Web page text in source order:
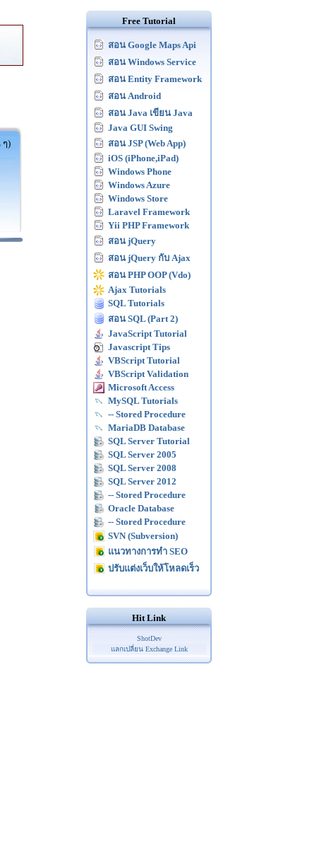
ๆ)
Free Tutorial
สอน Google Maps Api
สอน Windows Service
สอน Entity Framework
สอน Android
สอน Java เขียน Java
Java GUI Swing
สอน JSP (Web App)
iOS (iPhone,iPad)
Windows Phone
Windows Azure
Windows Store
Laravel Framework
Yii PHP Framework
สอน jQuery
สอน jQuery กับ Ajax
สอน PHP OOP (Vdo)
Ajax Tutorials
SQL Tutorials
สอน SQL (Part 2)
JavaScript Tutorial
Javascript Tips
VBScript Tutorial
VBScript Validation
Microsoft Access
MySQL Tutorials
-- Stored Procedure
MariaDB Database
SQL Server Tutorial
SQL Server 2005
SQL Server 2008
SQL Server 2012
-- Stored Procedure
Oracle Database
-- Stored Procedure
SVN (Subversion)
แนวทางการทำ SEO
ปรับแต่งเว็บให้โหลดเร็ว
Hit Link
ShotDev
แลกเปลี่ยน Exchange Link